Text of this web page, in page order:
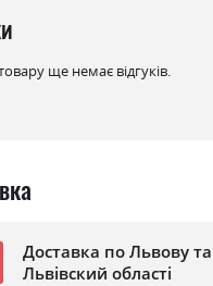
лакована ДСП
ще немає відгуків.
Доставка по Львову та
Львівский області